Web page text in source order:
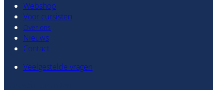
Webshop
Voor cursisten
Over ons
Nieuws
Contact
Veelgestelde vragen